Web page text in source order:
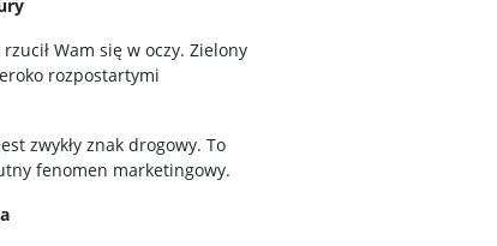
Wam się w oczy. Zielony
rozpostartymi
zwykły znak drogowy. To
fenomen marketingowy.